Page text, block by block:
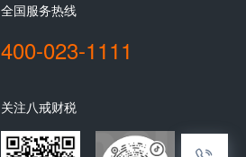
全国服务热线
400-023-1111
关注八戒财税